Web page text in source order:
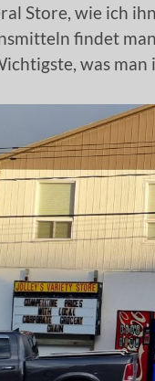
Store, wie ich
findet
was